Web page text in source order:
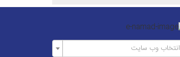
انتخاب وب سایت